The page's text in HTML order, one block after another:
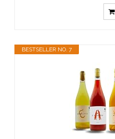
BESTSELLER NO. 7